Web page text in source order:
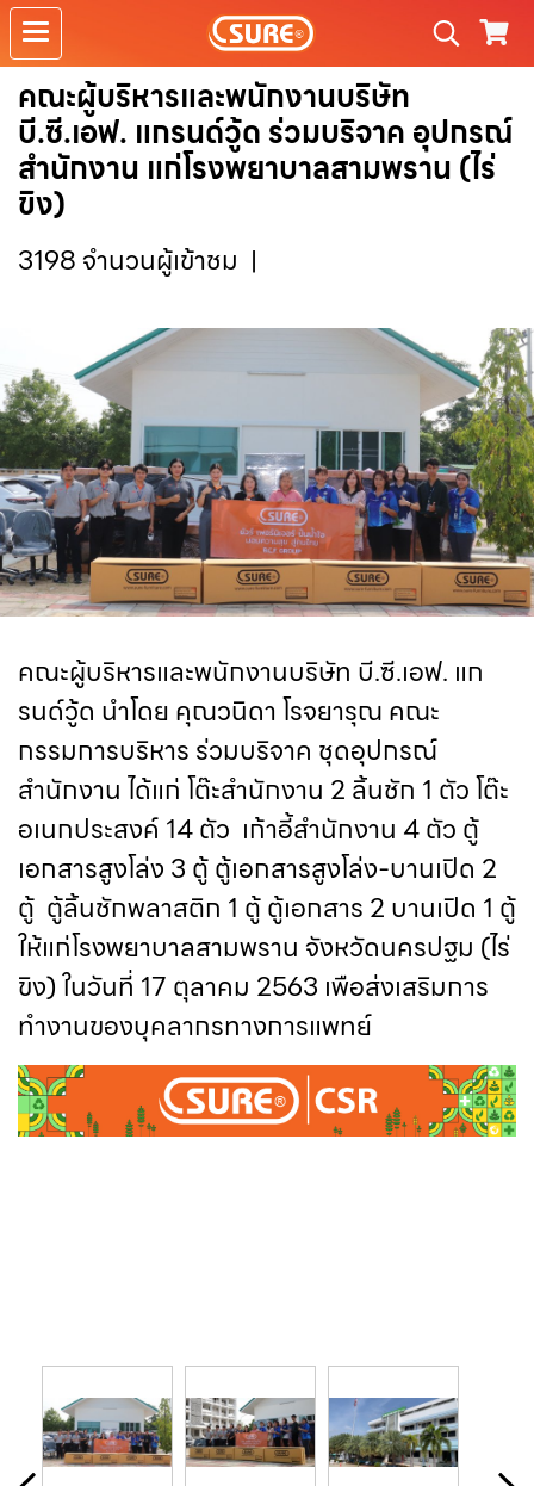
คณะผู้บริหารและพนักงานบริษัท
บี.ซี.เอฟ. แกรนด์วู้ด ร่วมบริจาค อุปกรณ์
สำนักงาน แก่โรงพยาบาลสามพราน (ไร่
ขิง)
3198 จำนวนผู้เข้าชม |
คณะผู้บริหารและพนักงานบริษัท บี.ซี.เอฟ. แก
รนด์วู้ด นำโดย คุณวนิดา โรจยารุณ คณะ
กรรมการบริหาร ร่วมบริจาค ชุดอุปกรณ์
สำนักงาน ได้แก่ โต๊ะสำนักงาน 2 ลิ้นชัก 1 ตัว โต๊ะ
อเนกประสงค์ 14 ตัว เก้าอี้สำนักงาน 4 ตัว ตู้
เอกสารสูงโล่ง 3 ตู้ ตู้เอกสารสูงโล่ง-บานเปิด 2
ตู้ ตู้ลิ้นชักพลาสติก 1 ตู้ ตู้เอกสาร 2 บานเปิด 1 ตู้
ให้แก่โรงพยาบาลสามพราน จังหวัดนครปฐม (ไร่
ขิง) ในวันที่ 17 ตุลาคม 2563 เพือส่งเสริมการ
ทำงานของบุคลากรทางการแพทย์